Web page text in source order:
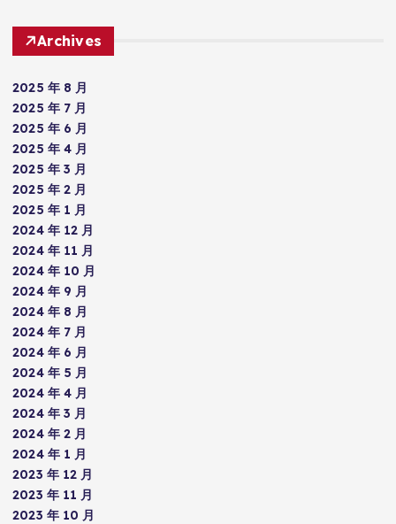
Archives
2025 年 8 月
2025 年 7 月
2025 年 6 月
2025 年 4 月
2025 年 3 月
2025 年 2 月
2025 年 1 月
2024 年 12 月
2024 年 11 月
2024 年 10 月
2024 年 9 月
2024 年 8 月
2024 年 7 月
2024 年 6 月
2024 年 5 月
2024 年 4 月
2024 年 3 月
2024 年 2 月
2024 年 1 月
2023 年 12 月
2023 年 11 月
2023 年 10 月